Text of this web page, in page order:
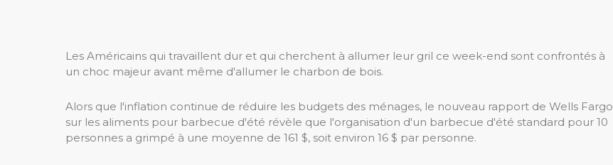
Les Américains qui travaillent dur et qui cherchent à allumer leur gril ce week-end sont confrontés à
un choc majeur avant même d'allumer le charbon de bois.
Alors que l'inflation continue de réduire les budgets des ménages, le nouveau rapport de Wells Fargo
sur les aliments pour barbecue d'été révèle que l'organisation d'un barbecue d'été standard pour 10
personnes a grimpé à une moyenne de 161 $, soit environ 16 $ par personne.